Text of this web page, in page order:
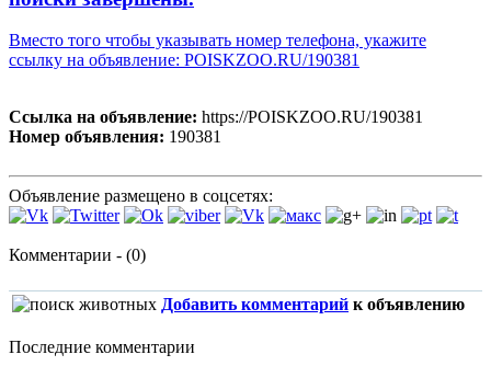
Вместо того чтобы указывать номер телефона, укажите
ссылку на объявление: POISKZOO.RU/190381
Ссылка на объявление: https://POISKZOO.RU/190381
Номер объявления: 190381
Объявление размещено в соцсетях:
Комментарии - (0)
Добавить комментарий к объявлению
Последние комментарии